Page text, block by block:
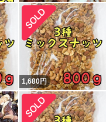
1,680円